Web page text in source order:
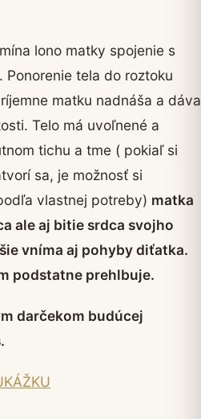
lono matky spojenie s
tela do roztoku
matku nadnáša a dáva
Telo má uvoľnené a
tichu a tme ( pokiaľ si
sa, je možnosť si
vlastnej potreby) matka
ale aj bitie srdca svojho
vníma aj pohyby diťatka.
podstatne prehlbuje.
darčekom budúcej